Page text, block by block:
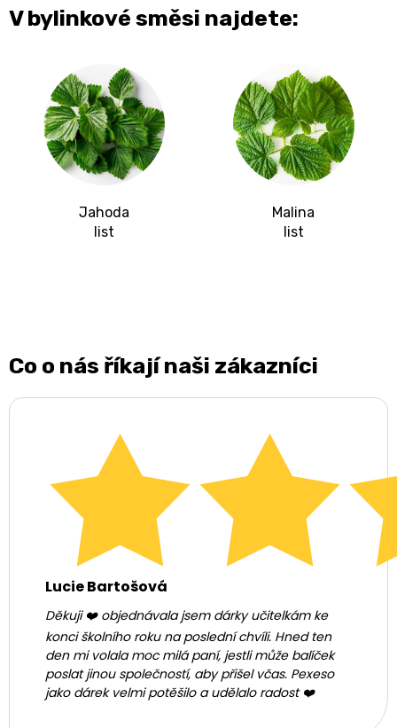
V bylinkové směsi najdete:
Jahoda
list
Malina
list
Co o nás říkají naši zákazníci
Lucie Bartošová
Děkuji ❤️ objednávala jsem dárky učitelkám ke
konci školního roku na poslední chvíli. Hned ten
den mi volala moc milá paní, jestli může balíček
poslat jinou společností, aby přišel včas. Pexeso
jako dárek velmi potěšilo a udělalo radost ❤️